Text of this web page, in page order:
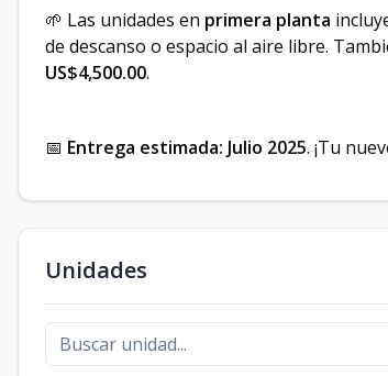
🌱 Las unidades en primera planta
de descanso o espacio al aire libre.
US$4,500.00.
📅 Entrega estimada: Julio 2025. ¡Tu
Unidades